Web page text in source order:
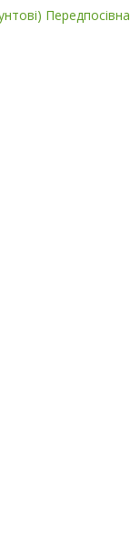
Передпосівна